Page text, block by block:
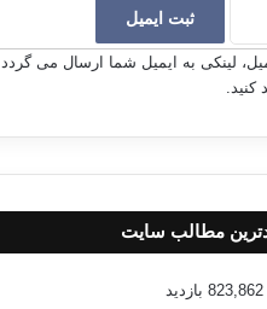
لینکی به ایمیل شما ارسال می گردد
کنید.
مطالب سایت